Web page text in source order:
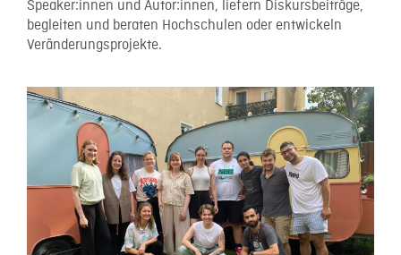
Speaker:innen und Autor:innen, liefern Diskursbeiträge,
begleiten und beraten Hochschulen oder entwickeln
Veränderungsprojekte.